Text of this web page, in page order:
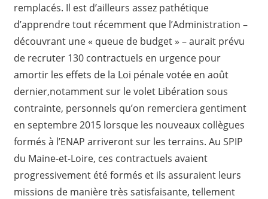
remplacés. Il est d’ailleurs assez pathétique
d’apprendre tout récemment que l’Administration –
découvrant une « queue de budget » – aurait prévu
de recruter 130 contractuels en urgence pour
amortir les effets de la Loi pénale votée en août
dernier,notamment sur le volet Libération sous
contrainte, personnels qu’on remerciera gentiment
en septembre 2015 lorsque les nouveaux collègues
formés à l’ENAP arriveront sur les terrains. Au SPIP
du Maine-et-Loire, ces contractuels avaient
progressivement été formés et ils assuraient leurs
missions de manière très satisfaisante, tellement